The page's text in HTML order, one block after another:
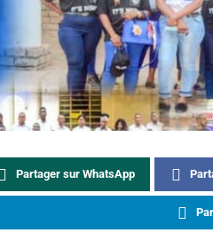
Partager sur WhatsApp